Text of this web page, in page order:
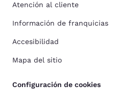
Atención al cliente
Información de franquicias
Accesibilidad
Mapa del sitio
Configuración de cookies